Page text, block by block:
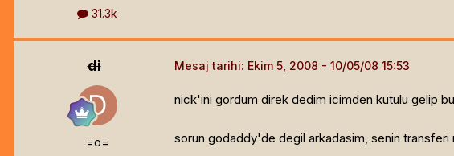
31.3k
di
=o=
Mesaj tarihi: Ekim 5, 2008
nick'ini gordum direk dedim icimden kutulu gelip
sorun godaddy'de degil arkadasim, senin